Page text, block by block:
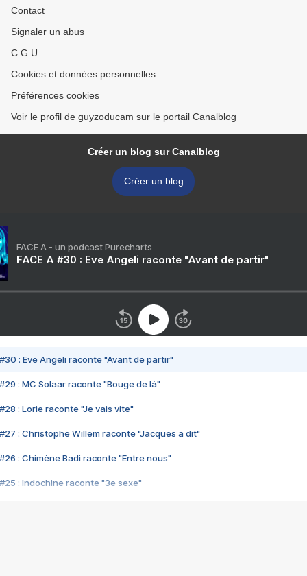
Contact
Signaler un abus
C.G.U.
Cookies et données personnelles
Préférences cookies
Voir le profil de guyzoducam sur le portail Canalblog
Créer un blog sur Canalblog
Créer un blog
FACE A - un podcast Purecharts
FACE A #30 : Eve Angeli raconte "Avant de partir"
#30 : Eve Angeli raconte "Avant de partir"
#29 : MC Solaar raconte "Bouge de là"
#28 : Lorie raconte "Je vais vite"
#27 : Christophe Willem raconte "Jacques a dit"
#26 : Chimène Badi raconte "Entre nous"
#25 : Indochine raconte "3e sexe"